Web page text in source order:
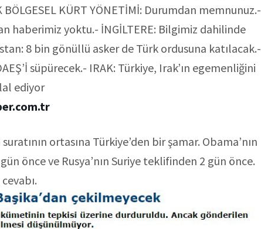
BÖLGESEL KÜRT YÖNETİMİ: Durumdan memnunuz.-
haberimiz yoktu.- İNGİLTERE: Bilgimiz dahilinde
8 bin gönüllü asker de Türk ordusuna katılacak.-
süpürecek.- IRAK: Türkiye, Irak’ın egemenliğini
ediyor
ortasına Türkiye’den bir şamar. Obama’nın
önce ve Rusya’nın Suriye teklifinden 2 gün önce.